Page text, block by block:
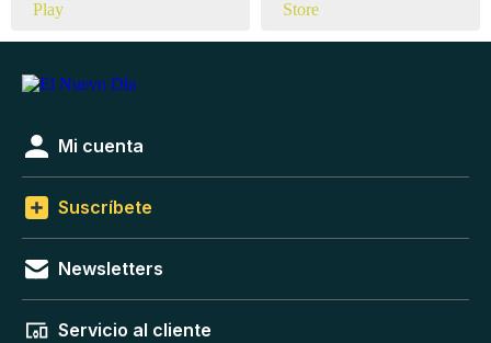
Mi cuenta
Suscríbete
Newsletters
Servicio al cliente